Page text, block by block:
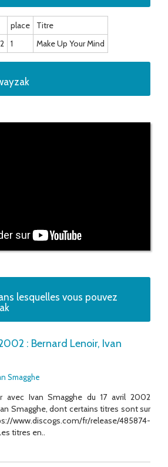
place
Titre
1 Make Up Your Mind
lesquelles vous pouvez
: Bernard Lenoir, Ivan
Smagghe
avec Ivan Smagghe du 17 avril 2002
Smagghe, dont certains titres sont sur
www.discogs.com/fr/release/485874-
titres en..